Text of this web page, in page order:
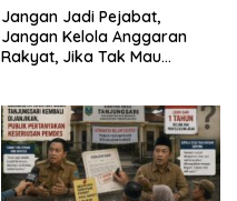
Jangan Jadi Pejabat,
Jangan Kelola Anggaran
Rakyat, Jika Tak Mau